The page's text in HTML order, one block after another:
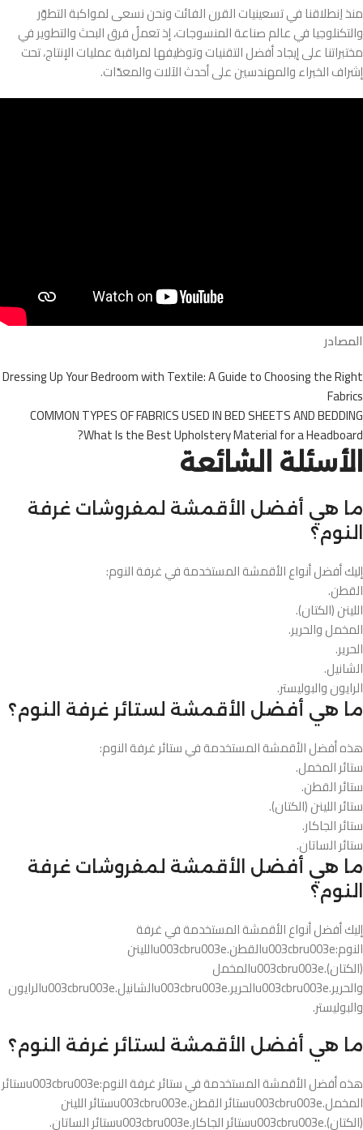
منذ اِنطلاقنا في تسعينيات القرن الفائت ونحن نسعى لمواكبة التطوّر
والتكنلوجيا في عالم صناعة المنسوجات، إذ تعملُ فرق البحث والتطوير في
مختبراتنا على إيجاد أفضل التقنيات وتوظيفها لمراقبة عمليات الإنتاج، تحت
إشراف الخبراء والمهندسين على أحدث الآلات والمعدّات.
المصادر
Dressing Up Your Bedroom with Textile: A Guide to Choosing the Right
Fabrics
COMMON TYPES OF FABRICS USED IN BED SHEETS AND BEDDING
What Is the Best Upholstery Material for a Headboard?
الأسئلة الشائعة
ما هي أفضل الأقمشة لمفروشات غرفة
النوم؟
إليك أفضل أنواع الأقمشة المستخدمة في غرفة النوم:
القطن.
اللينن (الكتان).
المخمل والحرير.
الحرير.
الشانيل.
الرايون والبوليستر.
ما هي أفضل الأقمشة لستائر غرفة النوم؟
هذه أفضل الأقمشة المستخدمة في ستائر غرفة النوم:
ستائر المخمل.
ستائر القطن.
ستائر اللينن (الكتان).
ستائر الجاكار.
ستائر الساتان.
ما هي أفضل الأقمشة لمفروشات غرفة
النوم؟
إليك أفضل أنواع الأقمشة المستخدمة في غرفة
النوم:u003cbru003eالقطن.u003cbru003eاللينن
(الكتان).u003cbru003eالمخمل
والحرير.u003cbru003eالحرير.u003cbru003eالشانيل.u003cbru003eالرايون
والبوليستر.
ما هي أفضل الأقمشة لستائر غرفة النوم؟
هذه أفضل الأقمشة المستخدمة في ستائر غرفة النوم:u003cbru003eستائر
المخمل.u003cbru003eستائر القطن.u003cbru003eستائر اللينن
(الكتان).u003cbru003eستائر الجاكار.u003cbru003eستائر الساتان.